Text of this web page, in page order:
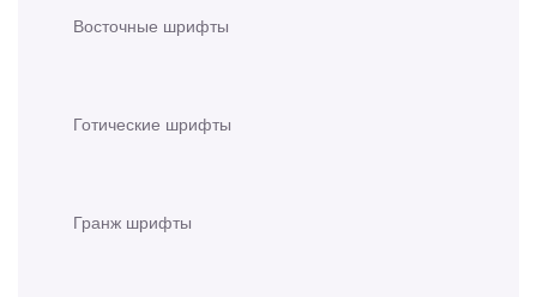
Восточные шрифты
Готические шрифты
Гранж шрифты